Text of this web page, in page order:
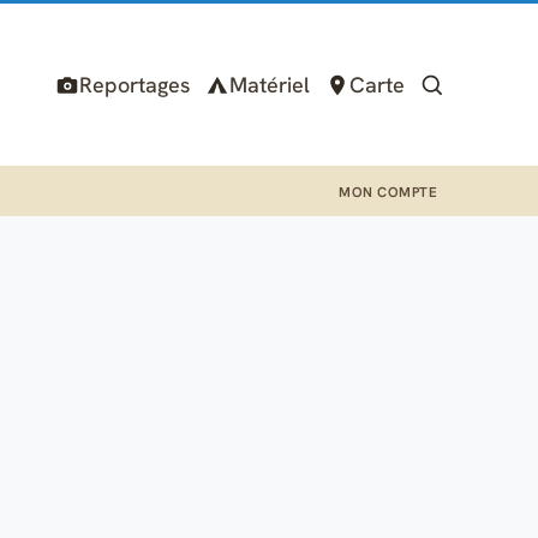
Reportages Matériel Carte
MON COMPTE